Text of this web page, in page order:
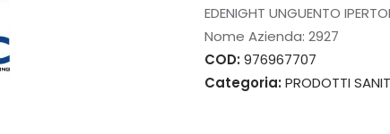
EDENIGHT UNGUENTO
Nome Azienda:2927
COD:976967707
Categoria:PRODOTTI